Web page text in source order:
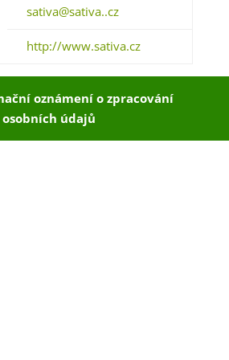
sativa@sativa..cz
http://www.sativa.cz
oznámení o zpracování
osobních údajů